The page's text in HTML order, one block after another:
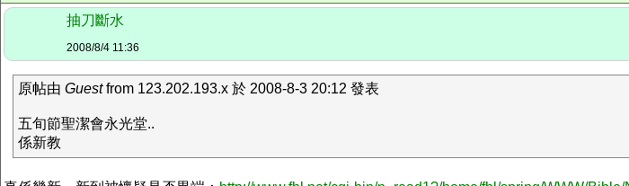
抽刀斷水
2008/8/4 11:36
原帖由 Guestfrom 123.202.193.x 於 2008-8-3 20:12 發表
五旬節聖潔會永光堂..
係新教